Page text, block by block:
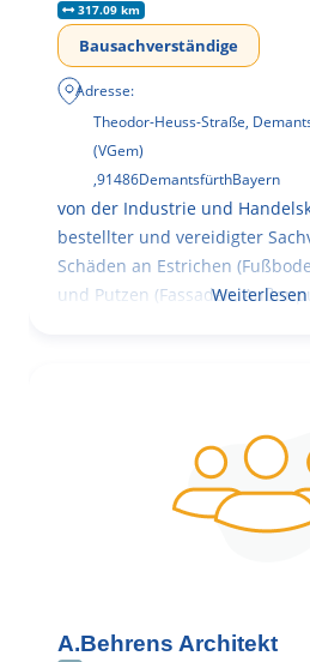
317.09 km
Bausachverständige
Adresse:
Theodor-Heuss-Straße,
(VGem)
,91486DemantsfürthBayern
von der Industrie und
bestellter und vereidigter
Schäden an Estrichen
und Putzen (Fassaden,
A.Behrens Architekt